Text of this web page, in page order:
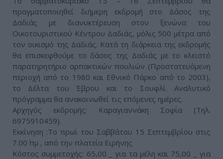
πραγματοποιηθεί διήμερη εκδρομή στο Δάσος της
Δαδιάς με διανυκτέρευση στον ξενώνα του
Οικοτουριστικού Κέντρου Δαδιάς, μόλις 500 μέτρα από
τον οικισμό της Δαδιάς. Κατά τη διάρκεια της εκδρομής
θα επισκεφθούμε το δάσος της Δαδιάς με το κλειστό
παρατηρητήριο αρπακτικών πουλιών (Προστατευόμενη
περιοχή από το 1980 και Εθνικό Πάρκο από το 2003),
το Δέλτα του Έβρου και το Σουφλί. Αναλυτικό
πρόγραμμα θα ανακοινωθεί τις επόμενες ημέρες.
Αρχηγός εκδρομής: Καραγιαννάκη Σοφία (Τηλ.
6975910459).
Εκκίνηση :Το πρωί του Σαββάτου 15 Σεπτεμβρίου στις
7.00΄ πμ , από την πλατεία Ειρήνης
Κόστος συμμετοχής: 65,00 _ για τα μέλη και 75,00 _ για